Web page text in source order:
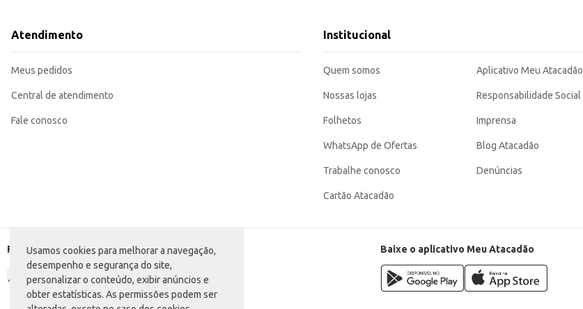
Usamos cookies para melhorar a navegação,
desempenho e segurança do site,
personalizar o conteúdo, exibir anúncios e
obter estatísticas. As permissões podem ser
consumidores e comerciantes.
Marca: Ana Maria
Categoria: Minibolo
EAN: 7896002310567
Atendimento
Meus pedidos
Central de atendimento
Fale conosco
Institucional
Quem somos
Nossas lojas
Folhetos
WhatsApp de Ofertas
Trabalhe conosco
Cartão Atacadão
Aplicativo Meu Atacadão
Responsabilidade Social
Imprensa
Blog Atacadão
Denúncias
Formas de pagamento Baixe o aplicativo Meu Atacadão